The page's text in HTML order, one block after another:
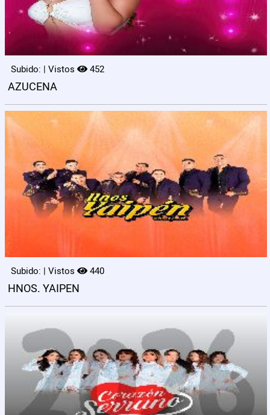
Subido: | Vistos 452
AZUCENA
Subido: | Vistos 440
HNOS. YAIPEN